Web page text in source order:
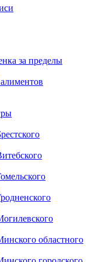
за пределы
областного